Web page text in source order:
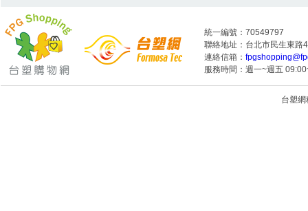
統一編號：70549797
聯絡地址：台北市民生東路
連絡信箱：
服務時間：週一~週五
台塑